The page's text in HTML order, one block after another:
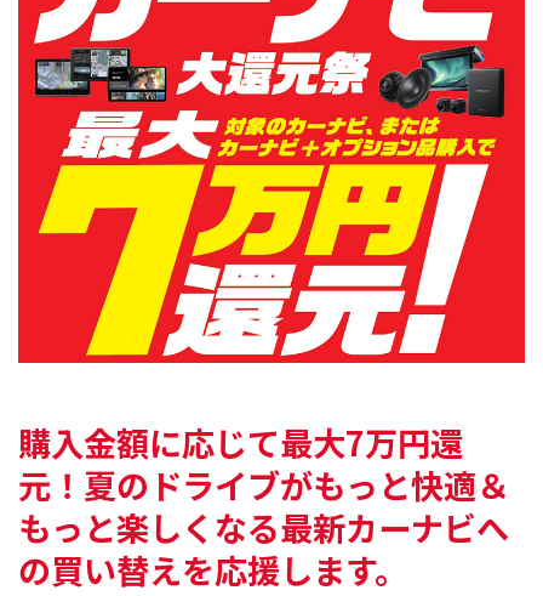
購入金額に応じて最大7万円還
元！ 夏のドライブがもっと快適＆
もっと楽しくなる最新カーナビへ
の買い替えを応援します。